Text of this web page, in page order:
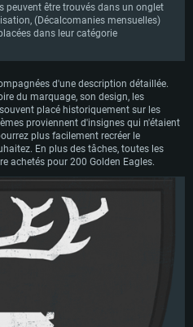
peuvent être trouvés dans un onglet
(Décalcomanies mensuelles)
dans leur catégorie
d'une description détaillée.
du marquage, son design, les
placé historiquement sur les
proviennent d'insignes qui n'étaient
plus facilement recréer le
En plus des tâches, toutes les
achetés pour 200 Golden Eagles.